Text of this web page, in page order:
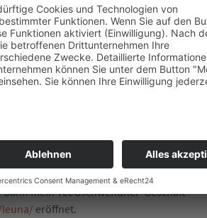
so ziemlich alles
auf etwas Neues zu wagen.
weiterentwickeln könnte. Ich wollte
erreichte, sollte mein zweites
Bewerbungsmappe an
bringt mir die meisten Vorteile. Ich
und kann trotzdem ganz nach
mein TeeGschwendner Geschäft
leuna/ eröffnet.